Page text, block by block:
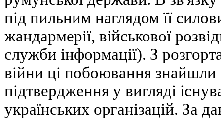
під пильним наглядом її
жандармерії, військової
служби інформації). З
війни ці побоювання знайшли
підтвердження у вигляді
українських організацій. За